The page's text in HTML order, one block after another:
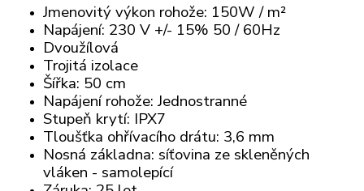
Jmenovitý výkon rohože: 150W / m²
Napájení: 230 V +/- 15% 50 / 60Hz
Dvoužílová
Trojitá izolace
Šířka: 50 cm
Napájení rohože: Jednostranné
Stupeň krytí: IPX7
Tloušťka ohřívacího drátu: 3,6 mm
Nosná základna: síťovina ze skleněných
vláken - samolepící